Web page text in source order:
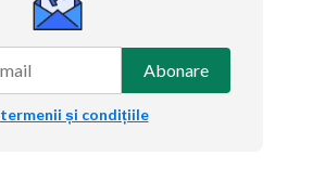
Abonare
termenii și condițiile